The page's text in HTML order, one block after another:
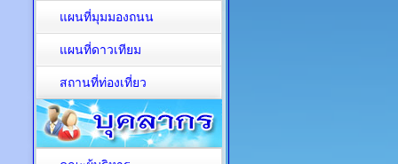
แผนที่มุมมองถนน
แผนที่ดาวเทียม
สถานที่ท่องเที่ยว